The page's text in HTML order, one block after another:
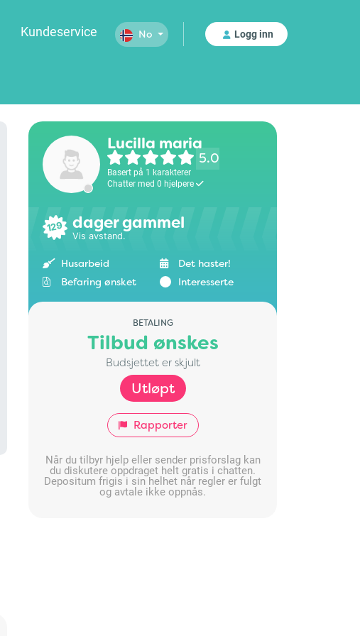
Kundeservice No Logg inn
Lucilla maria
5.0
Basert på 1 karakterer
Chatter med 0 hjelpere
129 dager gammel
Vis avstand.
Husarbeid
Det haster!
Befaring ønsket
Interesserte
BETALING
Tilbud ønskes
Budsjettet er skjult
Utløpt
Rapporter
Når du tilbyr hjelp eller sender prisforslag kan
du diskutere oppdraget helt gratis i chatten.
Depositum frigis i sin helhet når regler er fulgt
og avtale ikke oppnås.